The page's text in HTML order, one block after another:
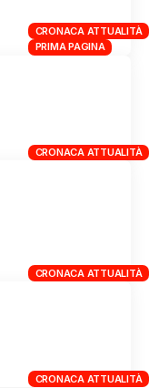
CRONACA ATTUALITÀ
PRIMA PAGINA
CRONACA ATTUALITÀ
CRONACA ATTUALITÀ
CRONACA ATTUALITÀ